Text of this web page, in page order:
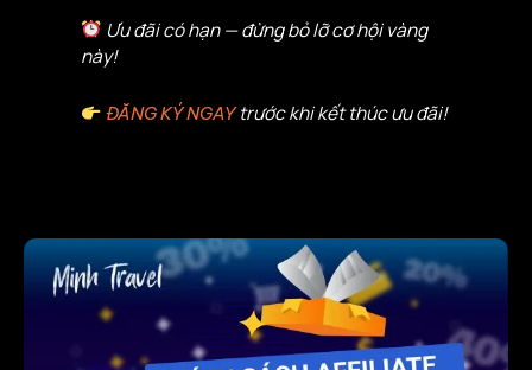
Ưu đãi có hạn — đừng bỏ lỡ cơ hội vàng
này!
ĐĂNG KÝ NGAYtrước khi kết thúc ưu đãi!